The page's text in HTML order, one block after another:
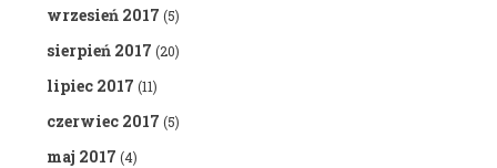
wrzesień 2017 (5)
sierpień 2017 (20)
lipiec 2017 (11)
czerwiec 2017 (5)
maj 2017 (4)